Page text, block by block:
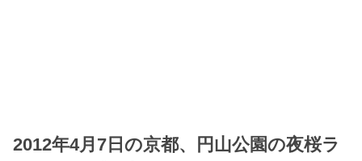
2012年4月7日の京都、円山公園の夜桜ラ